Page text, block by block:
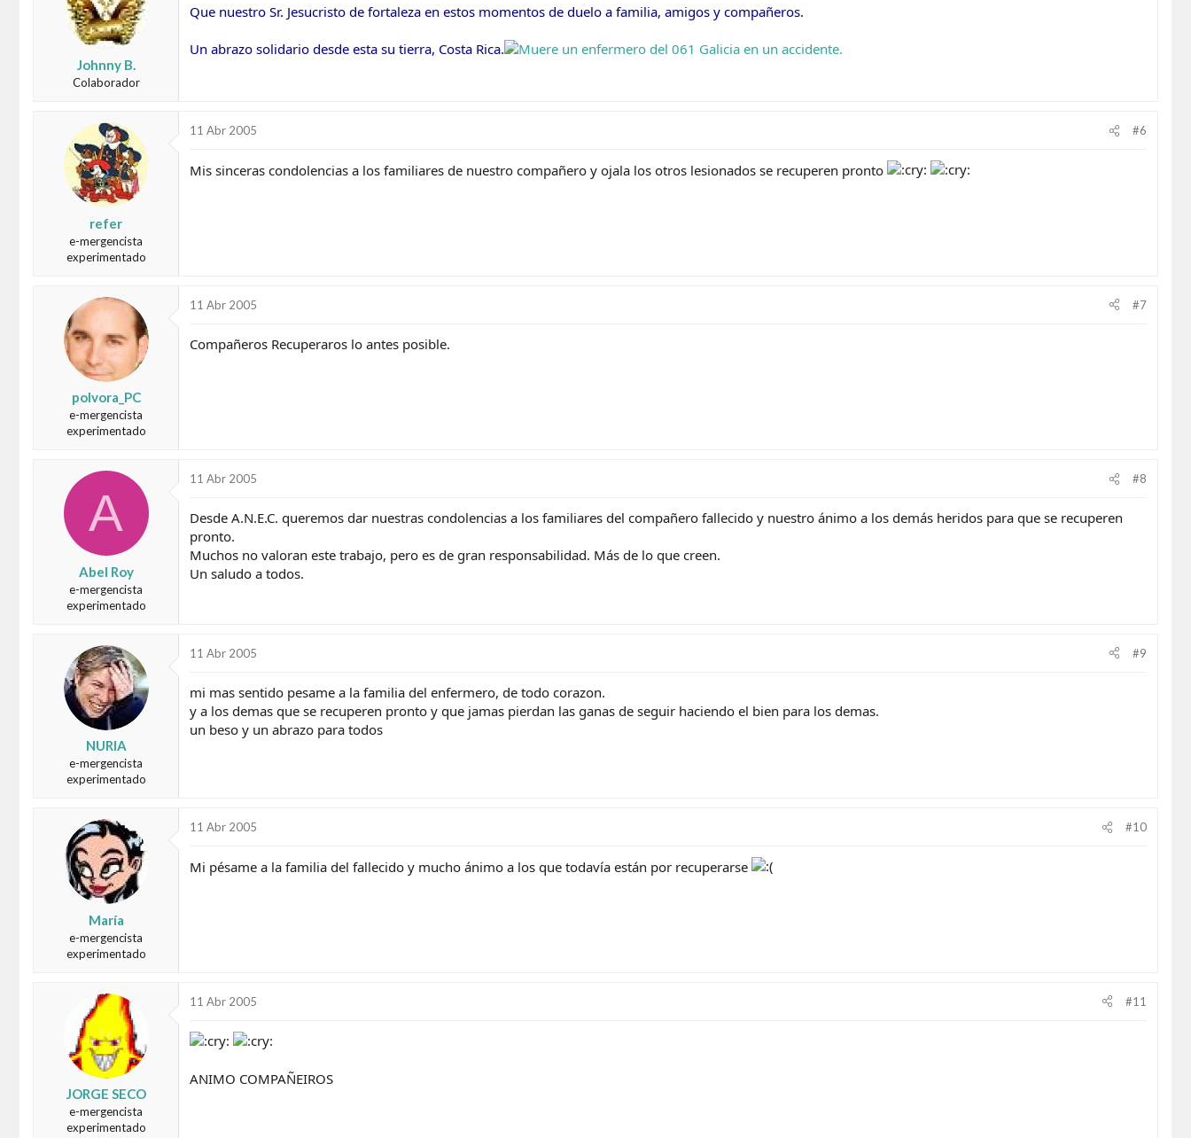
Johnny B.
Colaborador
Que nuestro Sr. Jesucristo de fortaleza en estos momentos de duelo a familia, amigos y compañeros.
Un abrazo solidario desde esta su tierra, Costa Rica.
refer
e-mergencista
experimentado
11 Abr 2005 #6
Mis sinceras condolencias a los familiares de nuestro compañero y ojala los otros lesionados se recuperen pronto
polvora_PC
e-mergencista
experimentado
11 Abr 2005 #7
Compañeros Recuperaros lo antes posible.
A
Abel Roy
e-mergencista
experimentado
11 Abr 2005 #8
Desde A.N.E.C. queremos dar nuestras condolencias a los familiares del compañero fallecido y nuestro ánimo a los demás heridos para que se recuperen
pronto.
Muchos no valoran este trabajo, pero es de gran responsabilidad. Más de lo que creen.
Un saludo a todos.
NURIA
e-mergencista
experimentado
11 Abr 2005 #9
mi mas sentido pesame a la familia del enfermero, de todo corazon.
y a los demas que se recuperen pronto y que jamas pierdan las ganas de seguir haciendo el bien para los demas.
un beso y un abrazo para todos
María
e-mergencista
experimentado
11 Abr 2005 #10
Mi pésame a la familia del fallecido y mucho ánimo a los que todavía están por recuperarse
JORGE SECO
e-mergencista
experimentado
11 Abr 2005 #11
ANIMO COMPAÑEIROS